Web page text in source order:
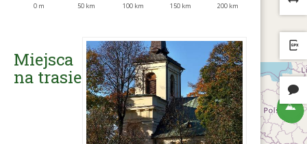
0 m 50 km 100 km 150 km 200 km
Miejsca
na trasie